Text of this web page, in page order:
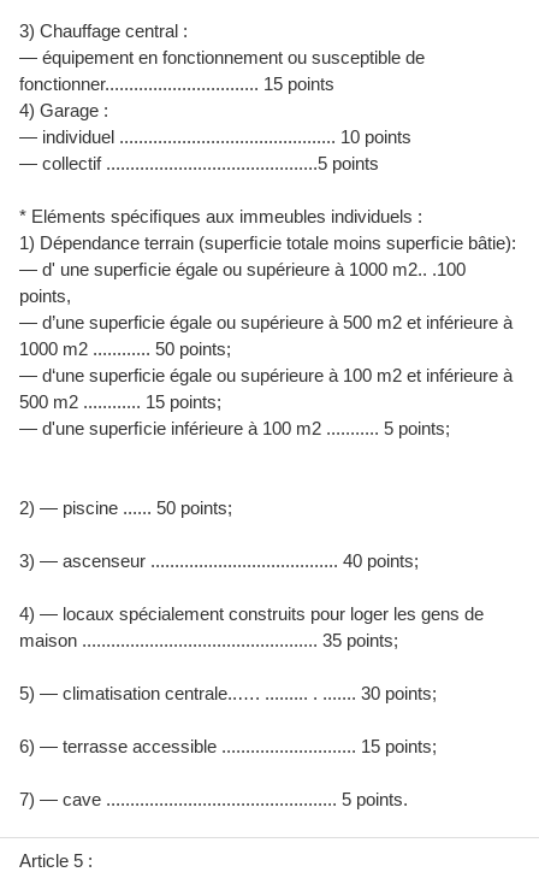
3) Chauffage central :
— équipement en fonctionnement ou susceptible de
fonctionner................................ 15 points
4) Garage :
— individuel ............................................. 10 points
— collectif ............................................5 points
* Eléments spéciﬁques aux immeubles individuels :
1) Dépendance terrain (superﬁcie totale moins superﬁcie bâtie):
— d' une superﬁcie égale ou supérieure à 1000 m2.. .100
points,
— d’une superficie égale ou supérieure à 500 m2 et inférieure à
1000 m2 ............ 50 points;
— d‘une superficie égale ou supérieure à 100 m2 et inférieure à
500 m2 ............ 15 points;
— d'une superﬁcie inférieure à 100 m2 ........... 5 points;
2) — piscine ...... 50 points;
3) — ascenseur ....................................... 40 points;
4) — locaux spécialement construits pour loger les gens de
maison ................................................. 35 points;
5) — climatisation centrale..…. ......... . ....... 30 points;
6) — terrasse accessible ............................ 15 points;
7) — cave ................................................ 5 points.
Article 5 :